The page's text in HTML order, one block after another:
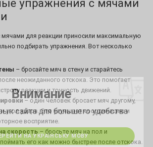
упражнения с мячами
для реакции приносили максимальную
подбирать упражнения. Вот несколько
– бросайте мяч в стену и старайтесь
неожиданного отскока. Это помогает
реакции и точность движений.
– один человек бросает мяч другому,
и угол удара. Это улучшает координацию и
восприятие.
скорость – бросьте мяч на пол и
его как можно быстрее после отскока.
Внимание
сайта для большего удобства
НА УКРАЇНСЬКУ МОВУ